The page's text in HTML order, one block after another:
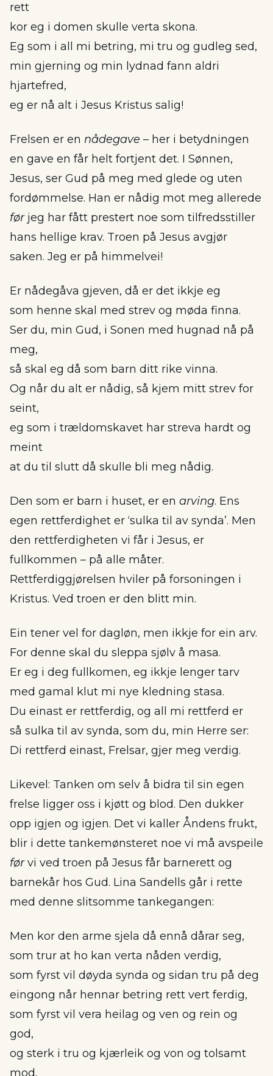
rett
kor eg i domen skulle verta skona.
Eg som i all mi betring, mi tru og gudleg sed,
min gjerning og min lydnad fann aldri
hjartefred,
eg er nå alt i Jesus Kristus salig!
Frelsen er en nådegave – her i betydningen
en gave en får helt fortjent det. I Sønnen,
Jesus, ser Gud på meg med glede og uten
fordømmelse. Han er nådig mot meg allerede
førjeg har fått prestert noe som tilfredsstiller
hans hellige krav. Troen på Jesus avgjør
saken. Jeg er på himmelvei!
Er nådegåva gjeven, då er det ikkje eg
som henne skal med strev og møda finna.
Ser du, min Gud, i Sonen med hugnad nå på
meg,
så skal eg då som barn ditt rike vinna.
Og når du alt er nådig, så kjem mitt strev for
seint,
eg som i trældomskavet har streva hardt og
meint
at du til slutt då skulle bli meg nådig.
Den som er barn i huset, er en arving. Ens
egen rettferdighet er ‘sulka til av synda’. Men
den rettferdigheten vi får i Jesus, er
fullkommen – på alle måter.
Rettferdiggjørelsen hviler på forsoningen i
Kristus. Ved troen er den blitt min.
Ein tener vel for dagløn, men ikkje for ein arv.
For denne skal du sleppa sjølv å masa.
Er eg i deg fullkomen, eg ikkje lenger tarv
med gamal klut mi nye kledning stasa.
Du einast er rettferdig, og all mi rettferd er
så sulka til av synda, som du, min Herre ser:
Di rettferd einast, Frelsar, gjer meg verdig.
Likevel: Tanken om selv å bidra til sin egen
frelse ligger oss i kjøtt og blod. Den dukker
opp igjen og igjen. Det vi kaller Åndens frukt,
blir i dette tankemønsteret noe vi må avspeile
førvi ved troen på Jesus får barnerett og
barnekår hos Gud. Lina Sandells går i rette
med denne slitsomme tankegangen:
Men kor den arme sjela då ennå dårar seg,
som trur at ho kan verta nåden verdig,
som fyrst vil døyda synda og sidan tru på deg
eingong når hennar betring rett vert ferdig,
som fyrst vil vera heilag og ven og rein og
god,
og sterk i tru og kjærleik og von og tolsamt
mod,